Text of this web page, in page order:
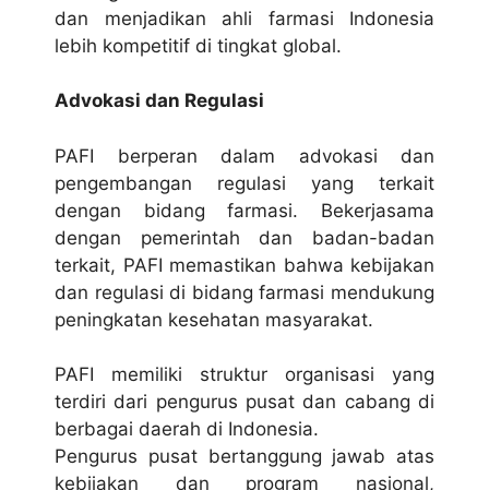
dan menjadikan ahli farmasi Indonesia
lebih kompetitif di tingkat global.
Advokasi dan Regulasi
PAFI berperan dalam advokasi dan
pengembangan regulasi yang terkait
dengan bidang farmasi. Bekerjasama
dengan pemerintah dan badan-badan
terkait, PAFI memastikan bahwa kebijakan
dan regulasi di bidang farmasi mendukung
peningkatan kesehatan masyarakat.
PAFI memiliki struktur organisasi yang
terdiri dari pengurus pusat dan cabang di
berbagai daerah di Indonesia.
Pengurus pusat bertanggung jawab atas
kebijakan dan program nasional,